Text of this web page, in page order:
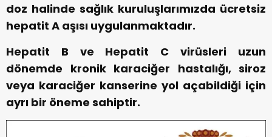
doz halinde sağlık kuruluşlarımızda ücretsiz
hepatit A aşısı uygulanmaktadır.
Hepatit B ve Hepatit C virüsleri uzun
dönemde kronik karaciğer hastalığı, siroz
veya karaciğer kanserine yol açabildiği için
ayrı bir öneme sahiptir.